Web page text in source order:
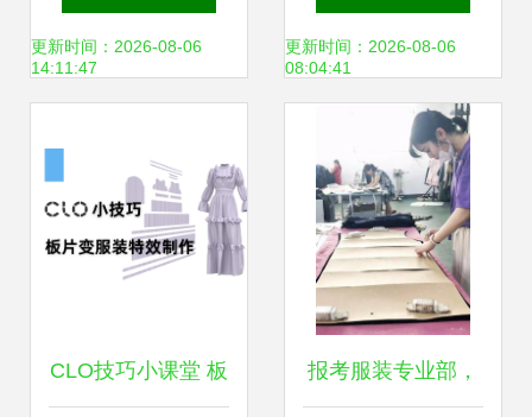
发定制的专业选择
更新时间：2026-08-06
14:11:47
供、定制生产与场
景应用指南
更新时间：2026-08-06
08:04:41
CLO技巧小课堂 板 报考服装专业部，